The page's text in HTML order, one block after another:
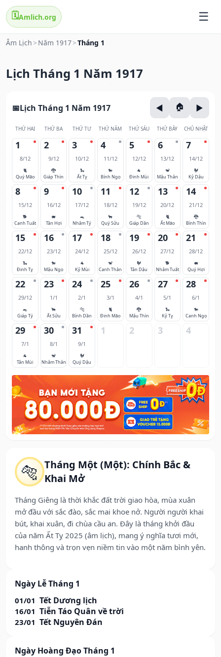
🗓️Amlich.org
Âm Lịch > Năm 1917>Tháng 1
Lịch Tháng 1 Năm 1917
🐅 Tháng Một (Một): Chính Bắc &
Khai Mở
Tháng Giêng là thời khắc đất trời giao hòa, mùa xuân
mở đầu với sắc đào, sắc mai khoe nở. Người người khai
bút, khai xuân, đi chùa cầu an. Đây là tháng khởi đầu
của năm Ất Tỵ 2025 (âm lịch), mang ý nghĩa tươi mới,
hanh thông và trọn vẹn niềm tin vào một năm bình yên.
Ngày Lễ Tháng 1
01/01 Tết Dương lịch
16/01 Tiễn Táo Quân về trời
23/01 Tết Nguyên Đán
Ngày Hoàng Đạo Tháng 1
Lịch Tháng 1 Năm 1917
THỨ HAI THỨ BA THỨ TƯ THỨ NĂM THỨ SÁU THỨ BẢY CHỦ NHẬT
1
8/12
🐈
Quý Mão
2
9/12
🐉
Giáp Thìn
3
10/12
🐍
Ất Tỵ
4
11/12
🐎
Bính Ngọ
5
12/12
🐐
Đinh Mùi
6
13/12
🐒
Mậu Thân
7
14/12
🐓
Kỷ Dậu
8
15/12
🐕
Canh Tuất
9
16/12
🐖
Tân Hợi
10
17/12
🐀
Nhâm Tý
11
18/12
🐂
Quý Sửu
12
19/12
🐅
Giáp Dần
13
20/12
🐈
Ất Mão
14
21/12
🐉
Bính Thìn
15
22/12
🐍
Đinh Tỵ
16
23/12
🐎
Mậu Ngọ
17
24/12
🐐
Kỷ Mùi
18
25/12
🐒
Canh Thân
19
26/12
🐓
Tân Dậu
20
27/12
🐕
Nhâm Tuất
21
28/12
🐖
Quý Hợi
22
29/12
🐀
Giáp Tý
23
1/1
🐂
Ất Sửu
24
2/1
🐅
Bính Dần
25
3/1
🐈
Đinh Mão
26
4/1
🐉
Mậu Thìn
27
5/1
🐍
Kỷ Tỵ
28
6/1
🐎
Canh Ngọ
29
7/1
🐐
Tân Mùi
30
8/1
🐒
Nhâm Thân
31
9/1
🐓
Quý Dậu
1 2 3 4